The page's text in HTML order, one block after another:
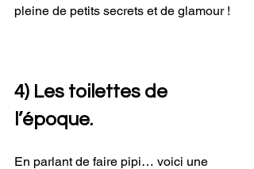
pleine de petits secrets et de glamour !
4) Les toilettes de
l’époque.
En parlant de faire pipi… voici une